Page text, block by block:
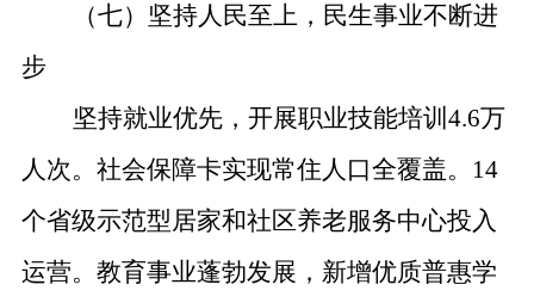
（七）坚持人民至上，民生事业不断进
步
坚持就业优先，开展职业技能培训 4.6万
人次。社会保障卡实现常住人口全覆盖。 14
个省级示范型居家和社区养老服务中心投入
运营。教育事业蓬勃发展，新增优质普惠学